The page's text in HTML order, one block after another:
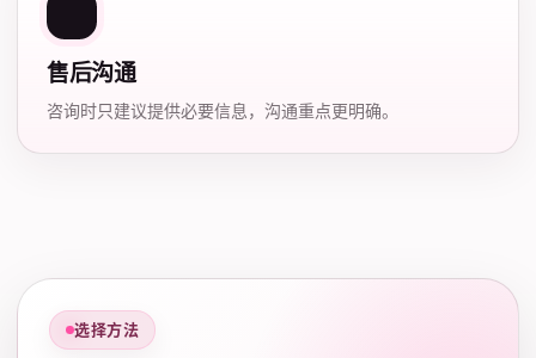
售后沟通
咨询时只建议提供必要信息，沟通重点更明确。
选择方法